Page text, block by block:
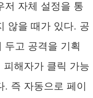
저 자체 설정을 통
않을 때가 있다. 공
두고 공격을 기획
해자가 클릭 가능
즉 자동으로 페이